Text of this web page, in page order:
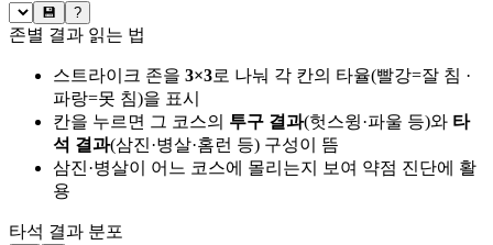
💾 ?
존별 결과 읽는 법
스트라이크 존을 3×3로 나눠 각 칸의 타율(빨강=잘 침 ·
파랑=못 침)을 표시
칸을 누르면 그 코스의 투구 결과(헛스윙·파울 등)와 타
석 결과(삼진·병살·홈런 등) 구성이 뜸
삼진·병살이 어느 코스에 몰리는지 보여 약점 진단에 활
용
타석 결과 분포